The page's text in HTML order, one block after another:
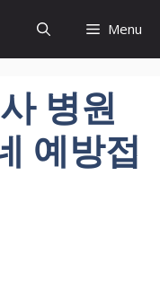
Menu
병원
예방접